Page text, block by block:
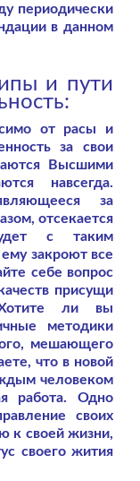
периодически
в данном
и пути
от расы и
за свои
Высшими
навсегда.
за
отсекается
с таким
закроют все
себе вопрос
присущи
ли вы
методики
мешающего
что в новой
человеком
работа. Одно
своих
к своей жизни,
своего жития